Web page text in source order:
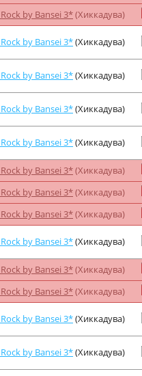
by Bansei 3*(Хиккадува)
by Bansei 3*(Хиккадува)
by Bansei 3*(Хиккадува)
by Bansei 3*(Хиккадува)
by Bansei 3*(Хиккадува)
by Bansei 3*(Хиккадува)
by Bansei 3*(Хиккадува)
by Bansei 3*(Хиккадува)
by Bansei 3*(Хиккадува)
by Bansei 3*(Хиккадува)
by Bansei 3*(Хиккадува)
by Bansei 3*(Хиккадува)
by Bansei 3*(Хиккадува)